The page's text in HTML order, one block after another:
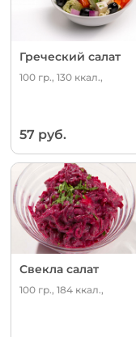
Греческий салат
100 гр., 130 ккал.,
57 руб.
Свекла салат
100 гр., 184 ккал.,